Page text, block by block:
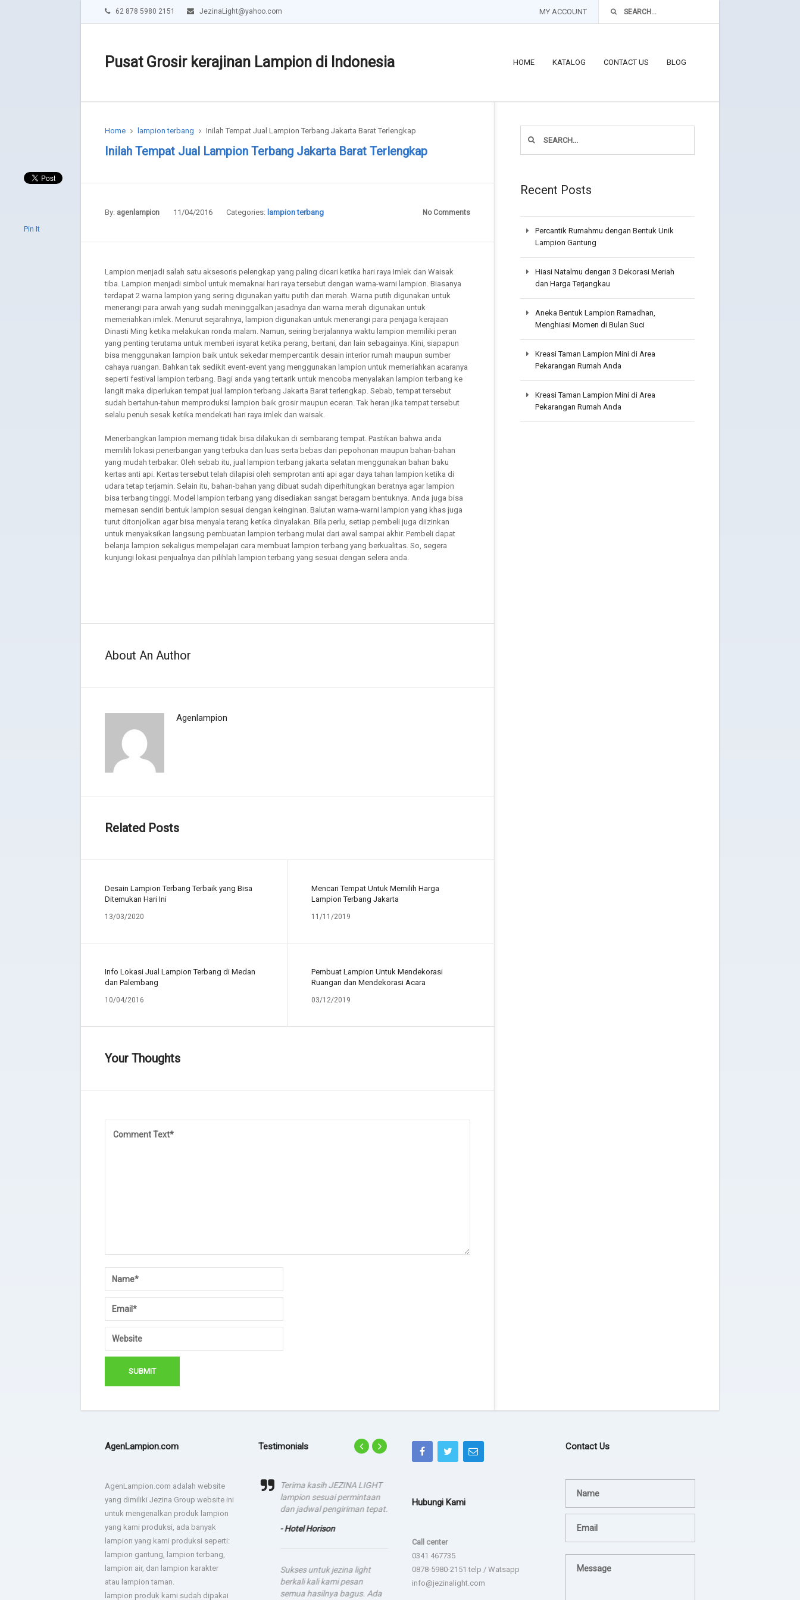
62 878 5980 2151 JezinaLight@yahoo.com MY ACCOUNT
Pusat Grosir kerajinan Lampion di Indonesia HOME KATALOG CONTACT US BLOG
Home lampion terbang Inilah Tempat Jual Lampion Terbang Jakarta Barat Terlengkap
Inilah Tempat Jual Lampion Terbang Jakarta Barat Terlengkap
By: agenlampion 11/04/2016 Categories: lampion terbang No Comments
Lampion menjadi salah satu aksesoris pelengkap yang paling dicari ketika hari raya Imlek dan Waisak
tiba. Lampion menjadi simbol untuk memaknai hari raya tersebut dengan warna-warni lampion. Biasanya
terdapat 2 warna lampion yang sering digunakan yaitu putih dan merah. Warna putih digunakan untuk
menerangi para arwah yang sudah meninggalkan jasadnya dan warna merah digunakan untuk
memeriahkan imlek. Menurut sejarahnya, lampion digunakan untuk menerangi para penjaga kerajaan
Dinasti Ming ketika melakukan ronda malam. Namun, seiring berjalannya waktu lampion memiliki peran
yang penting terutama untuk memberi isyarat ketika perang, bertani, dan lain sebagainya. Kini, siapapun
bisa menggunakan lampion baik untuk sekedar mempercantik desain interior rumah maupun sumber
cahaya ruangan. Bahkan tak sedikit event-event yang menggunakan lampion untuk memeriahkan acaranya
seperti festival lampion terbang. Bagi anda yang tertarik untuk mencoba menyalakan lampion terbang ke
langit maka diperlukan tempat jual lampion terbang Jakarta Barat terlengkap. Sebab, tempat tersebut
sudah bertahun-tahun memproduksi lampion baik grosir maupun eceran. Tak heran jika tempat tersebut
selalu penuh sesak ketika mendekati hari raya imlek dan waisak.
Menerbangkan lampion memang tidak bisa dilakukan di sembarang tempat. Pastikan bahwa anda
memilih lokasi penerbangan yang terbuka dan luas serta bebas dari pepohonan maupun bahan-bahan
yang mudah terbakar. Oleh sebab itu, jual lampion terbang jakarta selatan menggunakan bahan baku
kertas anti api. Kertas tersebut telah dilapisi oleh semprotan anti api agar daya tahan lampion ketika di
udara tetap terjamin. Selain itu, bahan-bahan yang dibuat sudah diperhitungkan beratnya agar lampion
bisa terbang tinggi. Model lampion terbang yang disediakan sangat beragam bentuknya. Anda juga bisa
memesan sendiri bentuk lampion sesuai dengan keinginan. Balutan warna-warni lampion yang khas juga
turut ditonjolkan agar bisa menyala terang ketika dinyalakan. Bila perlu, setiap pembeli juga diizinkan
untuk menyaksikan langsung pembuatan lampion terbang mulai dari awal sampai akhir. Pembeli dapat
belanja lampion sekaligus mempelajari cara membuat lampion terbang yang berkualitas. So, segera
kunjungi lokasi penjualnya dan pilihlah lampion terbang yang sesuai dengan selera anda.
Pin It
About An Author
Agenlampion
Related Posts
Desain Lampion Terbang Terbaik yang Bisa
Ditemukan Hari Ini
13/03/2020
Mencari Tempat Untuk Memilih Harga
Lampion Terbang Jakarta
11/11/2019
Info Lokasi Jual Lampion Terbang di Medan
dan Palembang
10/04/2016
Pembuat Lampion Untuk Mendekorasi
Ruangan dan Mendekorasi Acara
03/12/2019
Your Thoughts
Recent Posts
Percantik Rumahmu dengan Bentuk Unik
Lampion Gantung
Hiasi Natalmu dengan 3 Dekorasi Meriah
dan Harga Terjangkau
Aneka Bentuk Lampion Ramadhan,
Menghiasi Momen di Bulan Suci
Kreasi Taman Lampion Mini di Area
Pekarangan Rumah Anda
Kreasi Taman Lampion Mini di Area
Pekarangan Rumah Anda
AgenLampion.com
AgenLampion.com adalah website
yang dimiliki Jezina Group website ini
untuk mengenalkan produk lampion
yang kami produksi, ada banyak
lampion yang kami produksi seperti:
lampion gantung, lampion terbang,
lampion air, dan lampion karakter
atau lampion taman.
lampion produk kami sudah dipakai
Testimonials
Terima kasih JEZINA LIGHT
lampion sesuai permintaan
dan jadwal pengiriman tepat.
Sukses untuk jezina light
semua hasilnya bagus. Ada
agadsga weg aerg rag
- dsgfad
Terima kasih JEZINA LIGHT
lampion sesuai permintaan
dan jadwal pengiriman tepat.
- Hotel Horison
Sukses untuk jezina light
berkali kali kami pesan
semua hasilnya bagus. Ada
- dsgfad
lampion sesuai permintaan
dan jadwal pengiriman tepat.
- Hotel Horison
Sukses untuk jezina light
Hubungi Kami
Call center
0341 467735
0878-5980-2151 telp / Watsapp
info@jezinalight.com
Contact Us